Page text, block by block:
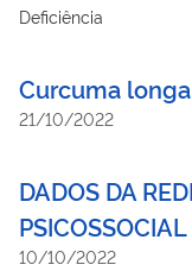
Deficiência
Curcuma longa
21/10/2022
DADOS DA
10/10/2022